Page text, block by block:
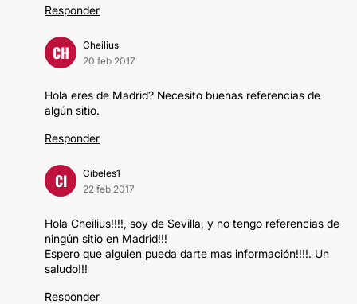
Responder
CH
Cheilius
20 feb 2017
Hola eres de Madrid? Necesito buenas referencias de
algún sitio.
Responder
CI
Cibeles1
22 feb 2017
Hola Cheilius!!!!, soy de Sevilla, y no tengo referencias de
ningún sitio en Madrid!!!
Espero que alguien pueda darte mas información!!!!. Un
saludo!!!
Responder